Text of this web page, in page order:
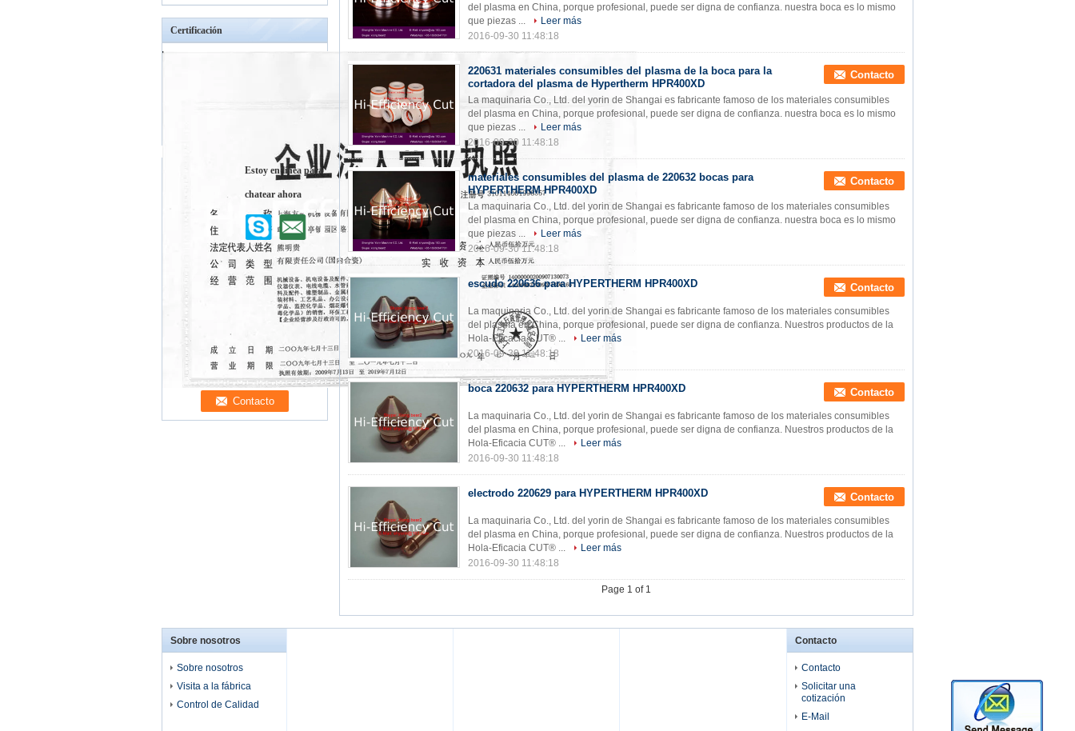
Certificación
Estoy en línea para
chatear ahora
del plasma en China, porque profesional, puede ser digna de confianza. nuestra boca es lo mismo
que piezas ...
Leer más
2016-09-30 11:48:18
220631 materiales consumibles del plasma de la boca para la
cortadora del plasma de Hypertherm HPR400XD
Contacto
La maquinaria Co., Ltd. del yorin de Shangai es fabricante famoso de los materiales consumibles
del plasma en China, porque profesional, puede ser digna de confianza. nuestra boca es lo mismo
que piezas ...
Leer más
2016-09-30 11:48:18
materiales consumibles del plasma de 220632 bocas para
HYPERTHERM HPR400XD
Contacto
La maquinaria Co., Ltd. del yorin de Shangai es fabricante famoso de los materiales consumibles
del plasma en China, porque profesional, puede ser digna de confianza. nuestra boca es lo mismo
que piezas ...
Leer más
2016-09-30 11:48:18
escudo 220636 para HYPERTHERM HPR400XD Contacto
La maquinaria Co., Ltd. del yorin de Shangai es fabricante famoso de los materiales consumibles
del plasma en China, porque profesional, puede ser digna de confianza. Nuestros productos de la
Hola-Eficacia CUT® ...
Leer más
2016-09-30 11:48:18
boca 220632 para HYPERTHERM HPR400XD Contacto
La maquinaria Co., Ltd. del yorin de Shangai es fabricante famoso de los materiales consumibles
del plasma en China, porque profesional, puede ser digna de confianza. Nuestros productos de la
Hola-Eficacia CUT® ...
Leer más
2016-09-30 11:48:18
electrodo 220629 para HYPERTHERM HPR400XD Contacto
La maquinaria Co., Ltd. del yorin de Shangai es fabricante famoso de los materiales consumibles
del plasma en China, porque profesional, puede ser digna de confianza. Nuestros productos de la
Hola-Eficacia CUT® ...
Leer más
2016-09-30 11:48:18
Page 1 of 1
Sobre nosotros
Sobre nosotros
Visita a la fábrica
Control de Calidad
Contacto
Contacto
Solicitar una
cotización
E-Mail